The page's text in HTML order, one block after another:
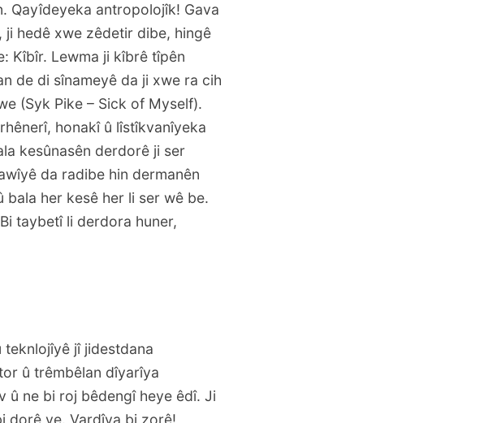
Qayîdeyeka antropolojîk! Gava
hedê xwe zêdetir dibe, hingê
Kîbîr. Lewma ji kîbrê tîpên
de di sînameyê da ji xwe ra cih
(Syk Pike – Sick of Myself).
honakî û lîstîkvanîyeka
kesûnasên derdorê ji ser
da radibe hin dermanên
her kesê her li ser wê be.
taybetî li derdora huner,
teknlojîyê jî jidestdana
û trêmbêlan dîyarîya
û ne bi roj bêdengî heye êdî. Ji